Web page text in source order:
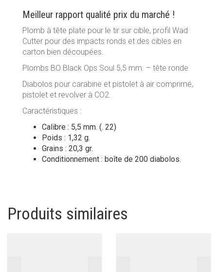
Meilleur rapport qualité prix du marché !
Plomb à tête plate pour le tir sur cible, profil Wad
Cutter pour des impacts ronds et des cibles en
carton bien découpées.
Plombs BO Black Ops Soul 5,5 mm. – tête ronde
Diabolos pour carabine et pistolet à air comprimé,
pistolet et revolver à CO2.
Caractéristiques :
Calibre : 5,5 mm. (. 22)
Poids : 1,32 g.
Grains : 20,3 gr.
Conditionnement : boîte de 200 diabolos.
Produits similaires